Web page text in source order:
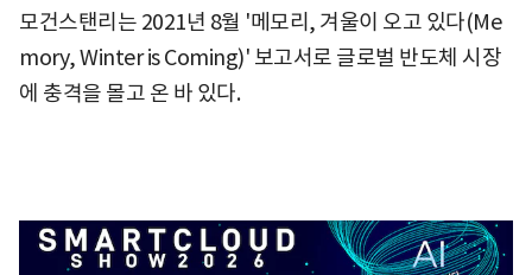
모건스탠리는 2021년 8월 '메모리, 겨울이 오고 있다(Me
mory, Winter is Coming)' 보고서로 글로벌 반도체 시장
에 충격을 몰고 온 바 있다.